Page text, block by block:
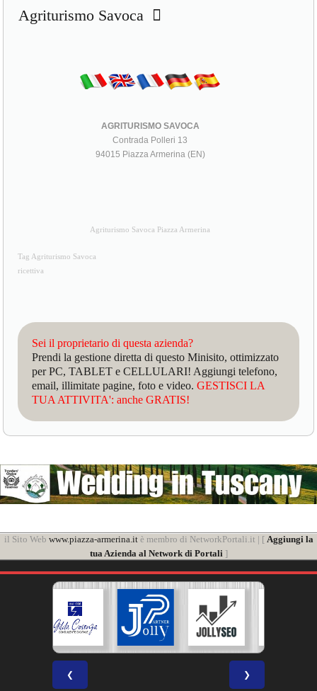
Agriturismo Savoca
AGRITURISMO SAVOCA
Contrada Polleri 13
94015 Piazza Armerina (EN)
Agriturismo Savoca Piazza Armerina
Tag Agriturismo Savoca
ricettiva
Sei il proprietario di questa azienda?
Prendi la gestione diretta di questo Minisito, ottimizzato
per PC, TABLET e CELLULARI! Aggiungi telefono,
email, illimitate pagine, foto e video.GESTISCI LA
TUA ATTIVITA': anche GRATIS!
il Sito Web www.piazza-armerina.itè membro di NetworkPortali.it | [ Aggiungi la
tua Azienda al Network di Portali ]
❮ ❯